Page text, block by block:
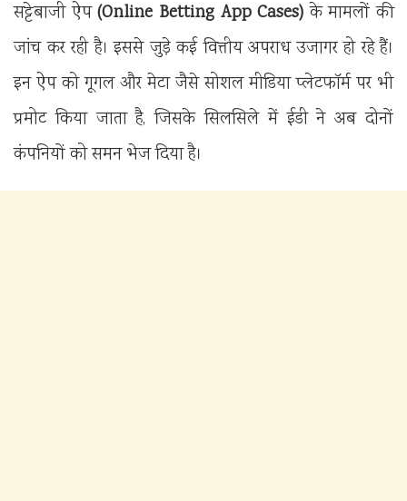
सट्टेबाजी ऐप(Online Betting App Cases) के मामलों की
जांच कर रही है। इससे जुड़े कई वित्तीय अपराध उजागर हो रहे हैं।
इन ऐप को गूगल और मेटा जैसे सोशल मीडिया प्लेटफॉर्म पर भी
प्रमोट किया जाता है, जिसके सिलसिले में ईडी ने अब दोनों
कंपनियों को समन भेज दिया है।